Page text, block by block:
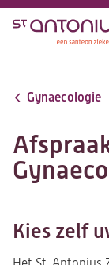
Overslaan
inhoud
Gynaecologie
Kies zelf